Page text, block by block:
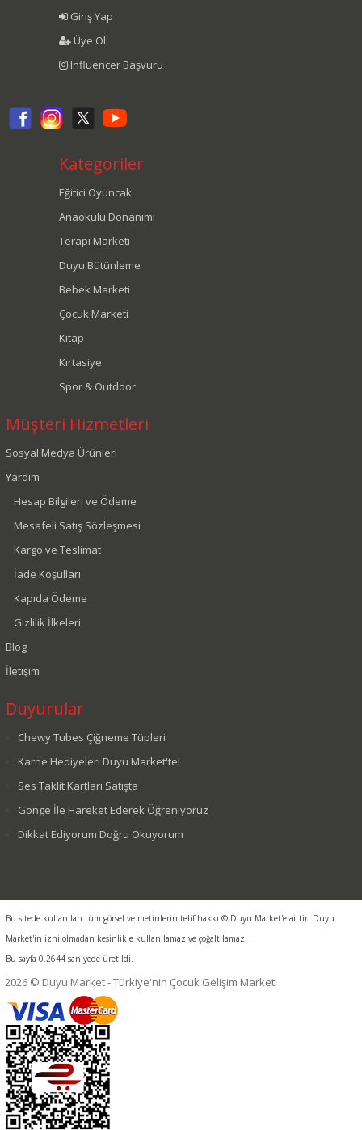
Giriş Yap
Üye Ol
Influencer Başvuru
Kategoriler
Eğitici Oyuncak
Anaokulu Donanımı
Terapi Marketi
Duyu Bütünleme
Bebek Marketi
Çocuk Marketi
Kitap
Kırtasiye
Spor & Outdoor
Müşteri Hizmetleri
Sosyal Medya Ürünleri
Yardım
Hesap Bilgileri ve Ödeme
Mesafeli Satış Sözleşmesi
Kargo ve Teslimat
İade Koşulları
Kapıda Ödeme
Gizlilik İlkeleri
Blog
İletişim
Duyurular
Chewy Tubes Çiğneme Tüpleri
Karne Hediyeleri Duyu Market'te!
Ses Taklit Kartları Satışta
Gonge İle Hareket Ederek Öğreniyoruz
Dikkat Ediyorum Doğru Okuyorum
Bu sitede kullanılan tüm görsel ve metinlerin telif hakkı © Duyu Market'e aittir. Duyu
Market'in izni olmadan kesinlikle kullanılamaz ve çoğaltılamaz.
Bu sayfa 0.2644 saniyede üretildi.
2026 © Duyu Market - Türkiye'nin Çocuk Gelişim Marketi